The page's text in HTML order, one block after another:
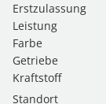
Erstzulassung
Leistung
Farbe
Getriebe
Kraftstoff
Standort